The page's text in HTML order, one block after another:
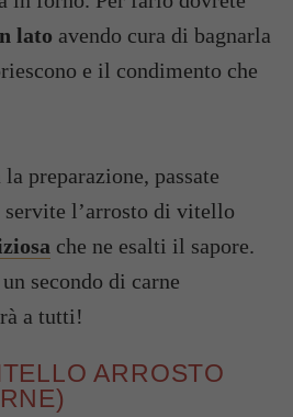
lato avendo cura di bagnarla
e il condimento che
preparazione, passate
l’arrosto di vitello
che ne esalti il sapore.
secondo di carne
a tutti!
ARROSTO